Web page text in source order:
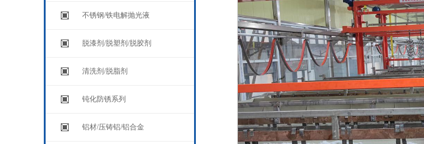
不锈钢/铁电解抛光液
脱漆剂/脱塑剂/脱胶剂
清洗剂/脱脂剂
钝化防锈系列
铝材/压铸铝/铝合金